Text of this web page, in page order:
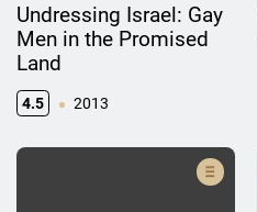
Undressing Israel: Gay
Men in the Promised
Land
4.5 2013